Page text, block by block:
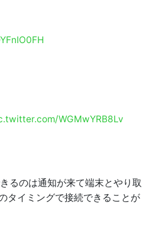
WGMwYRB8Lv
るのは通知が来て端末とやり取
タイミングで接続できることが